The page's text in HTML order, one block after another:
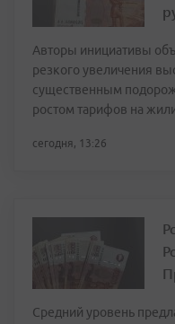
Авторы инициативы
резкого увеличения
существенным
ростом тарифов на
сегодня, 13:26
Средний уровень